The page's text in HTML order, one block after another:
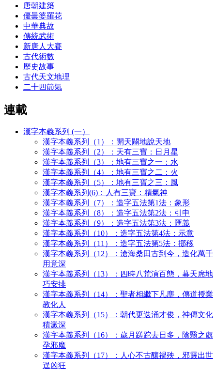
唐朝建築
優曇婆羅花
中華典故
傳統武術
新唐人大賽
古代術數
歷史故事
古代天文地理
二十四節氣
連載
漢字本義系列 (一）
漢字本義系列（1）：開天闢地說天地
漢字本義系列（2）：天有三寶：日月星
漢字本義系列（3）：地有三寶之一：水
漢字本義系列（4）：地有三寶之二：火
漢字本義系列（5）：地有三寶之三：風
漢字本義系列(6)：人有三寶：精氣神
漢字本義系列（7）：造字五法第1法：象形
漢字本義系列（8）：造字五法第2法：引申
漢字本義系列（9）：造字五法第3法：匯義
漢字本義系列（10）：造字五法第4法：示意
漢字本義系列（11）：造字五法第5法：挪移
漢字本義系列（12）：滄海桑田古到今，造化萬千
用意深
漢字本義系列（13）：四時八荒演百態，幕天席地
巧安排
漢字本義系列（14）：聖者相繼下凡塵，傳道授業
教化人
漢字本義系列（15）：朝代更迭涌才俊，神傳文化
積澱深
漢字本義系列（16）：歲月蹉跎去日多，陰翳之處
孕邪魔
漢字本義系列（17）：人心不古釀禍殃，邪靈出世
逞凶狂